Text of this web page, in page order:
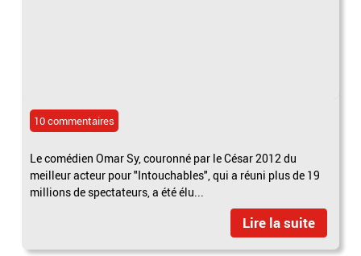
10 commentaires
Le comédien Omar Sy, couronné par le César 2012 du
meilleur acteur pour "Intouchables", qui a réuni plus de 19
millions de spectateurs, a été élu...
Lire la suite